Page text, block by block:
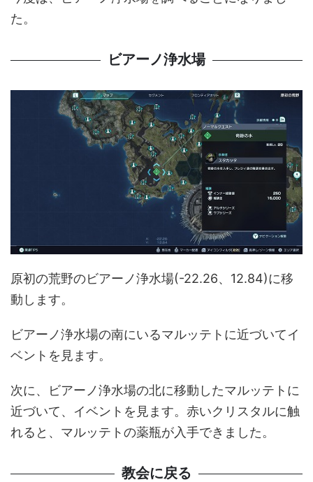
た。
ビアーノ浄水場
原初の荒野のビアーノ浄水場(-22.26、12.84)に移
動します。
ビアーノ浄水場の南にいるマルッテトに近づいてイ
ベントを見ます。
次に、ビアーノ浄水場の北に移動したマルッテトに
近づいて、イベントを見ます。赤いクリスタルに触
れると、マルッテトの薬瓶が入手できました。
教会に戻る